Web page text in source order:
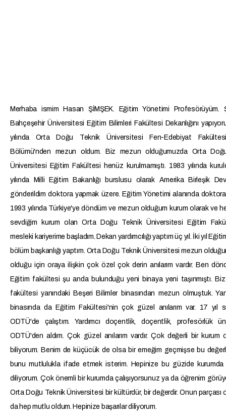
Merhaba ismim Hasan ŞİMŞEK. Eğitim Yönetimi Profesörüyüm.
Bahçeşehir Üniversitesi Eğitim Bilimleri Fakültesi Dekanlığını
yılında Orta Doğu Teknik Üniversitesi Fen-Edebiyat
Bölümü'nden mezun oldum. Biz mezun olduğumuzda Orta
Üniversitesi Eğitim Fakültesi henüz kurulmamıştı. 1983 yılında
yılında Milli Eğitim Bakanlığı burslusu olarak Amerika Birleşik
gönderildim doktora yapmak üzere. Eğitim Yönetimi alanında
1993 yılında Türkiye'ye döndüm ve mezun olduğum kurum olarak ve
sevdiğim kurum olan Orta Doğu Teknik Üniversitesi Eğitim
mesleki kariyerime başladım. Dekan yardımcılığı yaptım üç yıl. İki yıl
bölüm başkanlığı yaptım. Orta Doğu Teknik Üniversitesi mezun
olduğu için oraya ilişkin çok özel çok derin anılarım vardır. Ben
Eğitim fakültesi şu anda bulunduğu yeni binaya yeni taşınmıştı. Biz
fakültesi yanındaki Beşeri Bilimler binasından mezun olmuştuk.
binasında da Eğitim Fakültesi'nin çok güzel anılarım var. 17 yıl
ODTÜ'de çalıştım. Yardımcı doçentlik, doçentlik, profesörlük
ODTÜ'den aldım. Çok güzel anılarım vardır. Çok değerli bir kurum
biliyorum. Benim de küçücük de olsa bir emeğim geçmişse bu
bunu mutlulukla ifade etmek isterim. Hepinize bu güzide kurumda
diliyorum. Çok önemli bir kurumda çalışıyorsunuz ya da öğrenim
Orta Doğu Teknik Üniversitesi bir kültürdür, bir değerdir. Onun parçası
da hep mutlu oldum. Hepinize başarılar diliyorum.